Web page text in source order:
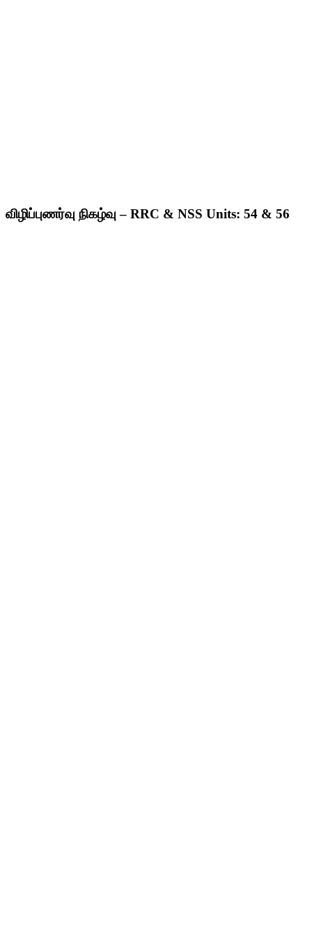
விழிப்புணர்வு நிகழ்வு – RRC & NSS Units: 54 & 56